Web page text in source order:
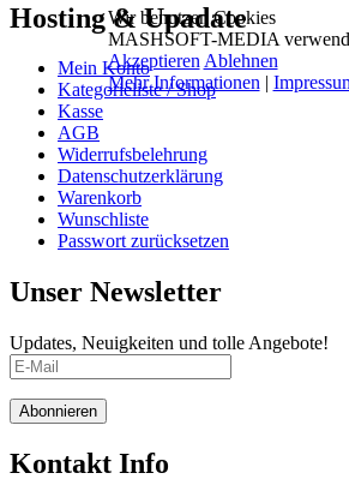
Hosting & Upadate
Mein Konto
Kategorieliste / Shop
Kasse
AGB
Widerrufsbelehrung
Datenschutzerklärung
Warenkorb
Wunschliste
Passwort zurücksetzen
Unser Newsletter
Updates, Neuigkeiten und tolle Angebote!
Abonnieren
Kontakt Info
Wir benutzen Cookies
MASHSOFT-MEDIA
Akzeptieren Ablehnen
Mehr Informationen |